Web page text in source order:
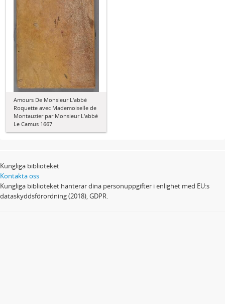
Amours De Monsieur L'abbé
Roquette avec Mademoiselle de
Montauzier par Monsieur L'abbé
Le Camus 1667
Kungliga biblioteket
Kontakta oss
Kungliga biblioteket hanterar dina personuppgifter i enlighet med EU:s
dataskyddsförordning (2018), GDPR.